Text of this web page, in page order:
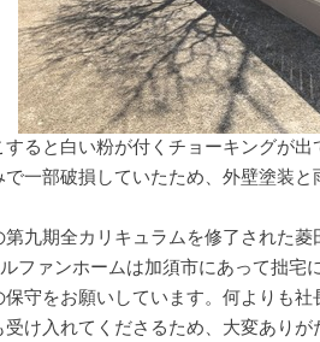
ると白い粉が付くチョーキングが
一部破損していたため、外壁塗装
九期全カリキュラムを修了された菱
ファンホームは加須市にあって拙宅
守をお願いしています。何よりも
け入れてくださるため、大変ありが